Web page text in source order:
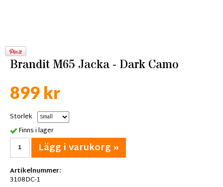
Brandit M65 Jacka - Dark Camo
899 kr
Storlek
Finns i lager
Lägg i varukorg »
Artikelnummer:
3108DC-1